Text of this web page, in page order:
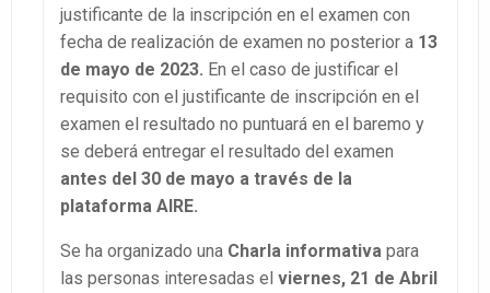
justificante de la inscripción en el examen con
fecha de realización de examen no posterior a 13
de mayo de 2023. En el caso de justificar el
requisito con el justificante de inscripción en el
examen el resultado no puntuará en el baremo y
se deberá entregar el resultado del examen
antes del 30 de mayo a través de la
plataforma AIRE.
Se ha organizado una Charla informativa para
las personas interesadas el viernes, 21 de Abril